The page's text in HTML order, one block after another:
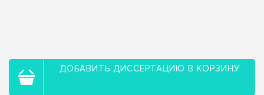
ДОБАВИТЬ ДИССЕРТАЦИЮ В КОРЗИНУ